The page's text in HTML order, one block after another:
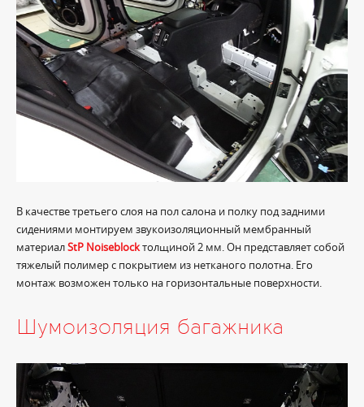
В качестве третьего слоя на пол салона и полку под задними
сидениями монтируем звукоизоляционный мембранный
материалStP Noiseblockтолщиной 2 мм. Он представляет собой
тяжелый полимер с покрытием из нетканого полотна. Его
монтаж возможен только на горизонтальные поверхности.
Шумоизоляция багажника